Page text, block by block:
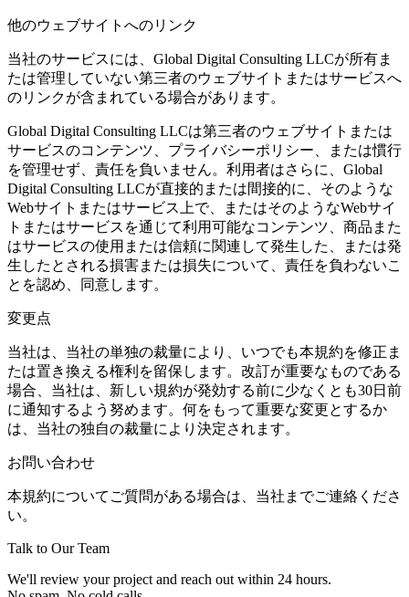
他のウェブサイトへのリンク
当社のサービスには、Global Digital Consulting LLCが所有ま
たは管理していない第三者のウェブサイトまたはサービスへ
のリンクが含まれている場合があります。
Global Digital Consulting LLCは第三者のウェブサイトまたは
サービスのコンテンツ、プライバシーポリシー、または慣行
を管理せず、責任を負いません。利用者はさらに、Global
Digital Consulting LLCが直接的または間接的に、そのような
Webサイトまたはサービス上で、またはそのようなWebサイ
トまたはサービスを通じて利用可能なコンテンツ、商品また
はサービスの使用または信頼に関連して発生した、または発
生したとされる損害または損失について、責任を負わないこ
とを認め、同意します。
変更点
当社は、当社の単独の裁量により、いつでも本規約を修正ま
たは置き換える権利を留保します。改訂が重要なものである
場合、当社は、新しい規約が発効する前に少なくとも30日前
に通知するよう努めます。何をもって重要な変更とするか
は、当社の独自の裁量により決定されます。
お問い合わせ
本規約についてご質問がある場合は、当社までご連絡くださ
い。
Talk to Our Team
We'll review your project and reach out within 24 hours.